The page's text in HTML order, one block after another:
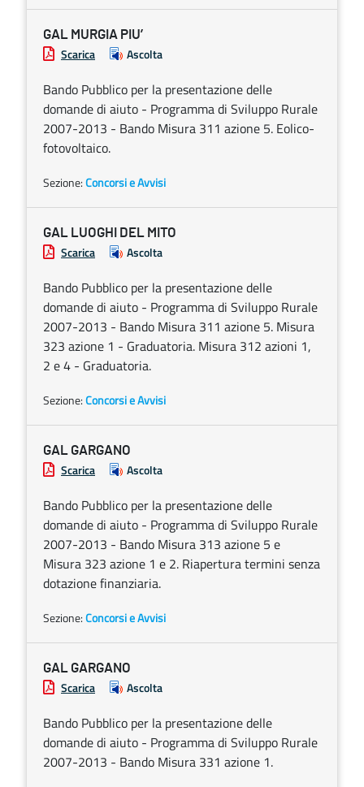
GAL MURGIA PIU’
Scarica Ascolta
Bando Pubblico per la presentazione delle
domande di aiuto - Programma di Sviluppo Rurale
2007-2013 - Bando Misura 311 azione 5. Eolico-
fotovoltaico.
Sezione:Concorsi e Avvisi
GAL LUOGHI DEL MITO
Scarica Ascolta
Bando Pubblico per la presentazione delle
domande di aiuto - Programma di Sviluppo Rurale
2007-2013 - Bando Misura 311 azione 5. Misura
323 azione 1 - Graduatoria. Misura 312 azioni 1,
2 e 4 - Graduatoria.
Sezione:Concorsi e Avvisi
GAL GARGANO
Scarica Ascolta
Bando Pubblico per la presentazione delle
domande di aiuto - Programma di Sviluppo Rurale
2007-2013 - Bando Misura 313 azione 5 e
Misura 323 azione 1 e 2. Riapertura termini senza
dotazione finanziaria.
Sezione:Concorsi e Avvisi
GAL GARGANO
Scarica Ascolta
Bando Pubblico per la presentazione delle
domande di aiuto - Programma di Sviluppo Rurale
2007-2013 - Bando Misura 331 azione 1.